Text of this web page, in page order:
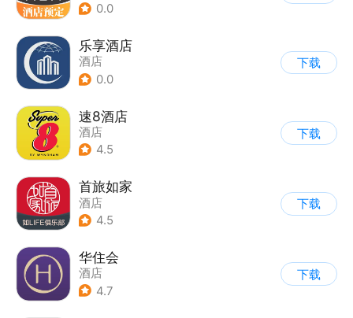
0.0
乐享酒店
酒店
0.0
下载
速8酒店
酒店
4.5
下载
首旅如家
酒店
4.5
下载
华住会
酒店
4.7
下载